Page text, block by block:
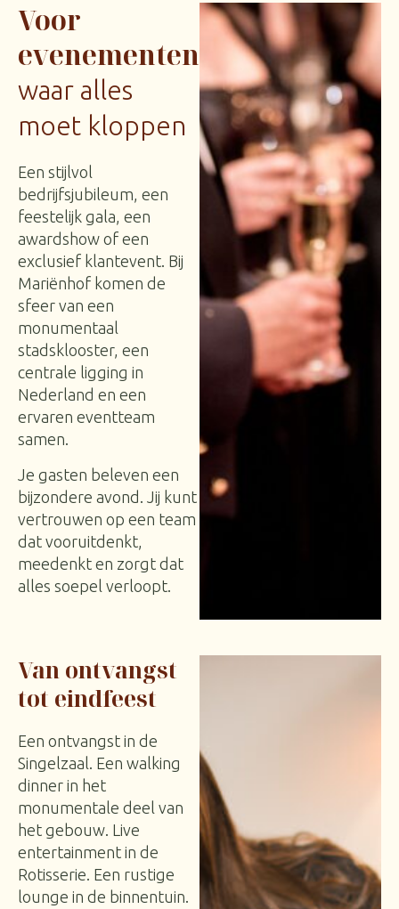
Voor
evenementen
waar alles
moet kloppen
Een stijlvol
bedrijfsjubileum, een
feestelijk gala, een
awardshow of een
exclusief klantevent. Bij
Mariënhof komen de
sfeer van een
monumentaal
stadsklooster, een
centrale ligging in
Nederland en een
ervaren eventteam
samen.
Je gasten beleven een
bijzondere avond. Jij kunt
vertrouwen op een team
dat vooruitdenkt,
meedenkt en zorgt dat
alles soepel verloopt.
Van ontvangst
tot eindfeest
Een ontvangst in de
Singelzaal. Een walking
dinner in het
monumentale deel van
het gebouw. Live
entertainment in de
Rotisserie. Een rustige
lounge in de binnentuin.